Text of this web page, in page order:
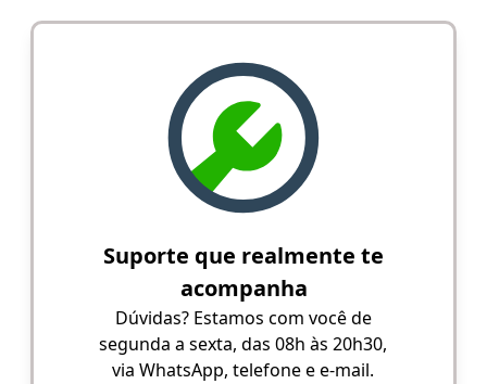
Suporte que realmente te
acompanha
Dúvidas? Estamos com você de
segunda a sexta, das 08h às 20h30,
via WhatsApp, telefone e e-mail.